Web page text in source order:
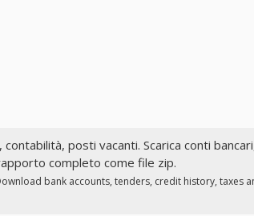
contabilità, posti vacanti. Scarica conti
completo come file zip.
bank accounts, tenders, credit history, taxes